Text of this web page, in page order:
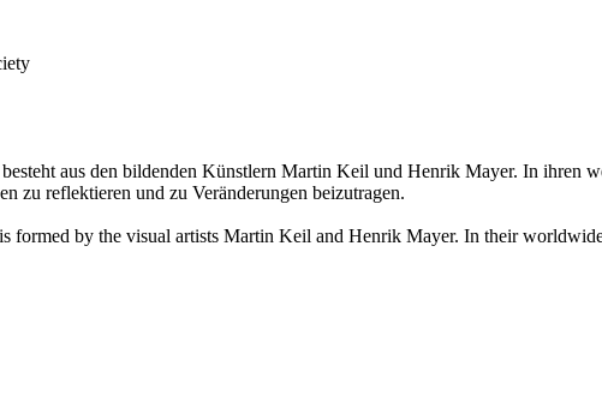
aus den bildenden Künstlern Martin Keil und Henrik Mayer. In ihren
zu reflektieren und zu Veränderungen beizutragen.
by the visual artists Martin Keil and Henrik Mayer. In their